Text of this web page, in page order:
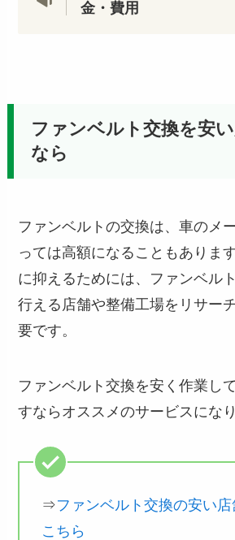
金・費用
ファンベルト交換を安
なら
ファンベルトの交換は、車のメ
っては高額になることもありま
に抑えるためには、ファンベル
行える店舗や整備工場をリサー
要です。
ファンベルト交換を安く作業し
すならオススメのサービスになり
⇒ファンベルト交換の安い
こちら